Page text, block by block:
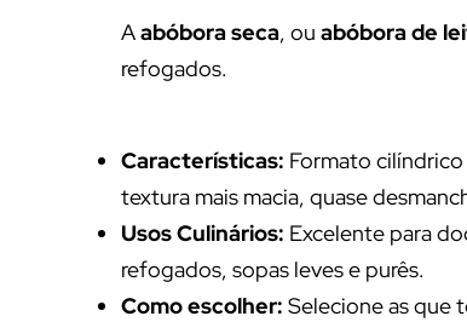
Aabóbora seca, ou abóbora de
refogados.
Características: Formato cilíndrico
textura mais macia, quase
Usos Culinários: Excelente para
refogados, sopas leves e purês.
Como escolher: Selecione as que